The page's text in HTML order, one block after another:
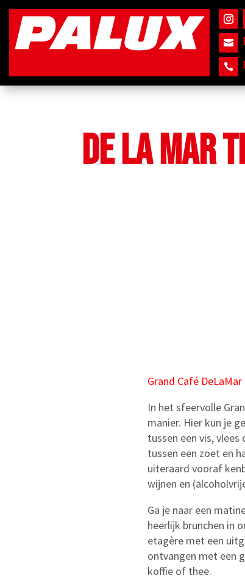


DE LA MAR
Grand Café DeLaMar
In het sfeervolle
manier. Hier kun je
tussen een vis,
tussen een zoet en
uiteraard vooraf
wijnen en
Ga je naar een
heerlijk brunchen in
etagère met een
ontvangen met een
koffie of thee.